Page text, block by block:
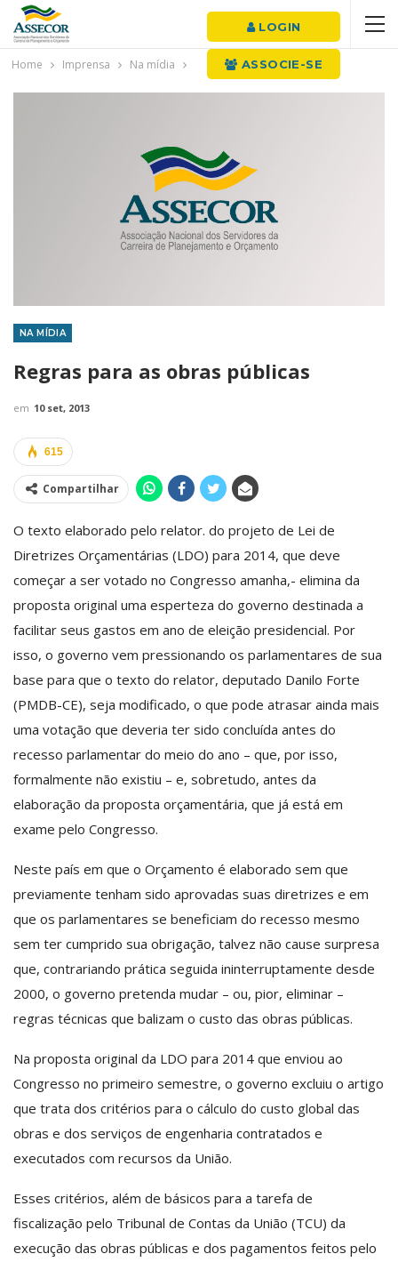
LOGIN
ASSOCIE-SE
Home Imprensa Na mídia
NA MÍDIA
Regras para as obras públicas
em 10 set, 2013
615
Compartilhar
O texto elaborado pelo relator. do projeto de Lei de
Diretrizes Orçamentárias (LDO) para 2014, que deve
começar a ser votado no Congresso amanha,- elimina da
proposta original uma esperteza do governo destinada a
facilitar seus gastos em ano de eleição presidencial. Por
isso, o governo vem pressionando os parlamentares de sua
base para que o texto do relator, deputado Danilo Forte
(PMDB-CE), seja modificado, o que pode atrasar ainda mais
uma votação que deveria ter sido concluída antes do
recesso parlamentar do meio do ano – que, por isso,
formalmente não existiu – e, sobretudo, antes da
elaboração da proposta orçamentária, que já está em
exame pelo Congresso.
Neste país em que o Orçamento é elaborado sem que
previamente tenham sido aprovadas suas diretrizes e em
que os parlamentares se beneficiam do recesso mesmo
sem ter cumprido sua obrigação, talvez não cause surpresa
que, contrariando prática seguida ininterruptamente desde
2000, o governo pretenda mudar – ou, pior, eliminar –
regras técnicas que balizam o custo das obras públicas.
Na proposta original da LDO para 2014 que enviou ao
Congresso no primeiro semestre, o governo excluiu o artigo
que trata dos critérios para o cálculo do custo global das
obras e dos serviços de engenharia contratados e
executados com recursos da União.
Esses critérios, além de básicos para a tarefa de
fiscalização pelo Tribunal de Contas da União (TCU) da
execução das obras públicas e dos pagamentos feitos pelo